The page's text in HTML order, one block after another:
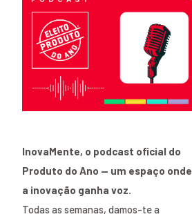
InovaMente, o podcast oficial do
Produto do Ano — um espaço onde
a inovação ganha voz.
Todas as semanas, damos-te a